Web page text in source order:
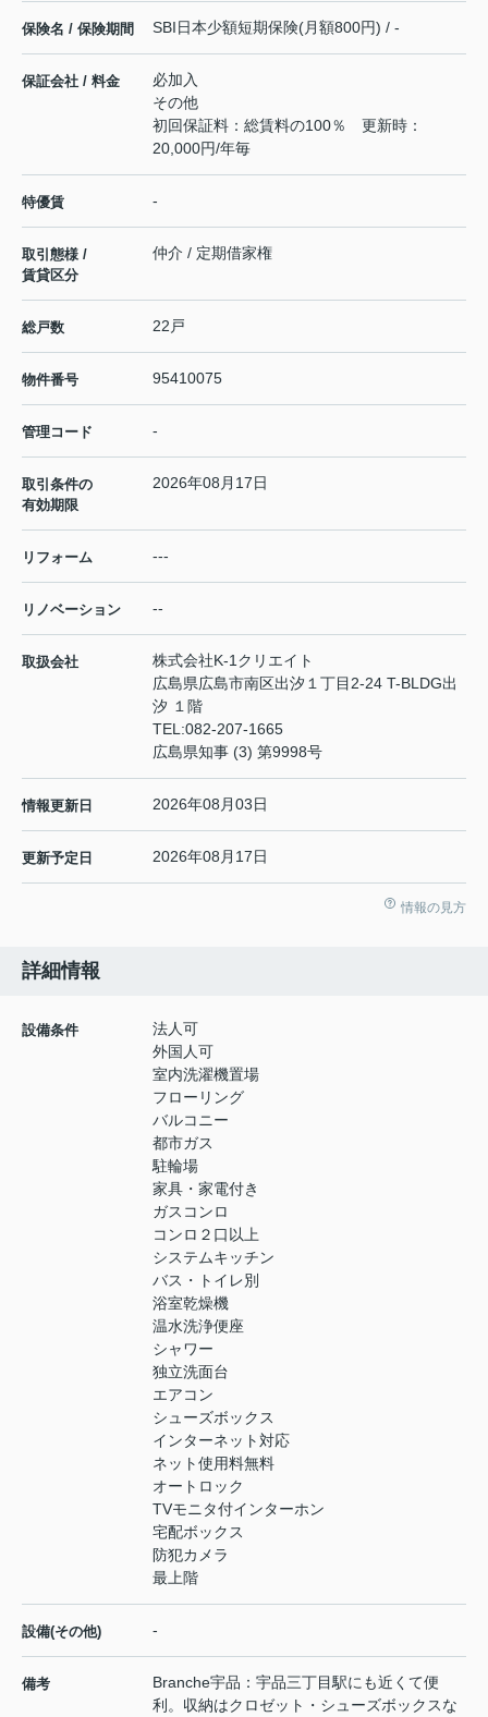
保険名 / 保険期間 SBI日本少額短期保険(月額800円) / -
保証会社 / 料金
必加入
その他
初回保証料：総賃料の100％ 更新時：
20,000円/年毎
特優賃 -
取引態様 /
賃貸区分
仲介 / 定期借家権
総戸数 22戸
物件番号 95410075
管理コード -
取引条件の
有効期限
2026年08月17日
リフォーム ---
リノベーション --
取扱会社
株式会社K-1クリエイト
広島県広島市南区出汐１丁目2-24 T-BLDG出
汐 １階
TEL:082-207-1665
広島県知事 (3) 第9998号
情報更新日 2026年08月03日
更新予定日 2026年08月17日
情報の見方
詳細情報
設備条件
法人可
外国人可
室内洗濯機置場
フローリング
バルコニー
都市ガス
駐輪場
家具・家電付き
ガスコンロ
コンロ２口以上
システムキッチン
バス・トイレ別
浴室乾燥機
温水洗浄便座
シャワー
独立洗面台
エアコン
シューズボックス
インターネット対応
ネット使用料無料
オートロック
TVモニタ付インターホン
宅配ボックス
防犯カメラ
最上階
設備(その他) -
備考
Branche宇品：宇品三丁目駅にも近くて便
利。収納はクロゼット・シューズボックスな